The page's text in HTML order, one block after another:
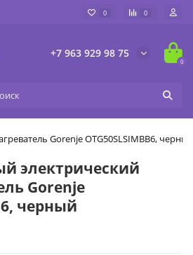
0 0
+7 963 929 98 75
0
Gorenje OTG50SLSIMBB6, черный
электрический
Gorenje
черный